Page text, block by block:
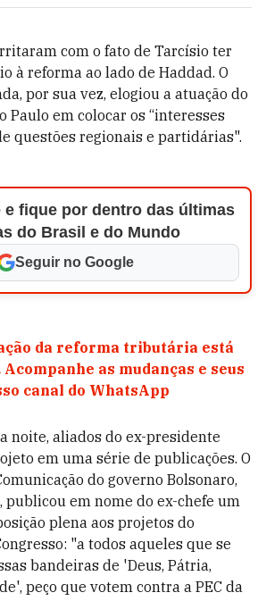
com o fato de Tarcísio ter
à reforma ao lado de Haddad. O
por sua vez, elogiou a atuação do
Paulo em colocar os “interesses
questões regionais e partidárias".
e fique por dentro das últimas
do Brasil e do Mundo
Seguir no Google
da reforma tributária está
as mudanças e seus
canal do WhatsApp
noite, aliados do ex-presidente
em uma série de publicações. O
do governo Bolsonaro,
publicou em nome do ex-chefe um
plena aos projetos do
"a todos aqueles que se
bandeiras de 'Deus, Pátria,
peço que votem contra a PEC da